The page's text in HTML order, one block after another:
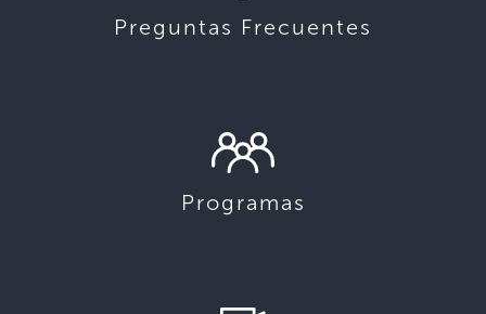
Preguntas Frecuentes
Programas